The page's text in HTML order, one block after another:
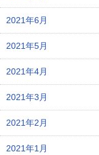
2021年6月
2021年5月
2021年4月
2021年3月
2021年2月
2021年1月